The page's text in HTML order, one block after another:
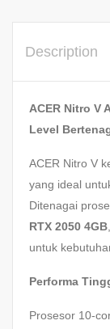
Description
ACER Nitro V
Level
ACER Nitro V
yang ideal
Ditenagai
RTX 2050 4GB
untuk
Performa
Prosesor 10-